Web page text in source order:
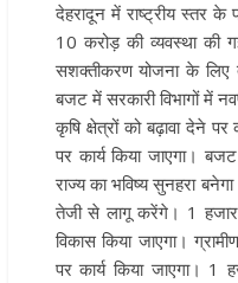
देहरादून में राष्ट्रीय स्तर के
10 करोड़ की व्यवस्था की
सशक्तीकरण योजना के लिए
बजट में सरकारी विभागों में
कृषि क्षेत्रों को बढ़ावा देने
पर कार्य किया जाएगा।
राज्य का भविष्य सुनहरा
तेजी से लागू करेंगे। 1
विकास किया जाएगा।
पर कार्य किया जाएगा।